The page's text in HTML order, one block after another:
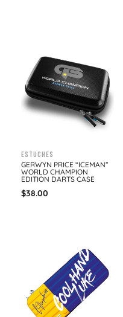
Estuches
GERWYN PRICE “ICEMAN”
WORLD CHAMPION
EDITION DARTS CASE
$38.00